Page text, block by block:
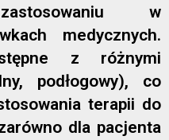
w
medycznych.
z różnymi
podłogowy), co
terapii do
dla pacjenta